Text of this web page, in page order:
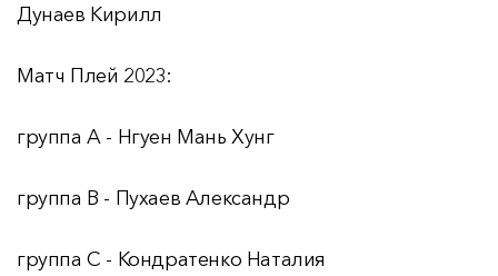
Дунаев Кирилл
Матч Плей 2023:
группа А - Нгуен Мань Хунг
группа В - Пухаев Александр
группа С - Кондратенко Наталия